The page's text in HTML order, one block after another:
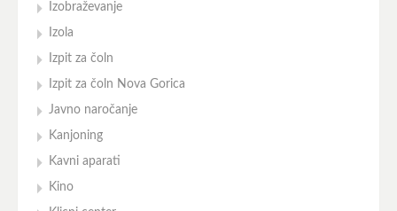
Izobraževanje
Izola
Izpit za čoln
Izpit za čoln Nova Gorica
Javno naročanje
Kanjoning
Kavni aparati
Kino